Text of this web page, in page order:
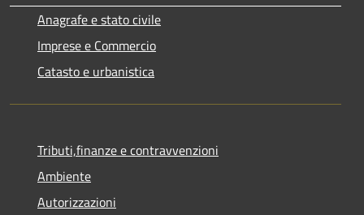
Anagrafe e stato civile
Imprese e Commercio
Catasto e urbanistica
Tributi,finanze e contravvenzioni
Ambiente
Autorizzazioni